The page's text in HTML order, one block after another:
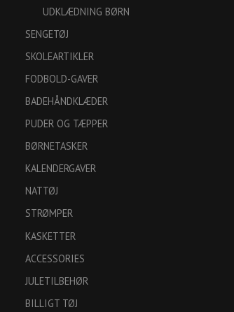
UDKLÆDNING BØRN
SENGETØJ
SKOLEARTIKLER
FODBOLD-GAVER
BADEHÅNDKLÆDER
PUDER OG TÆPPER
BØRNETASKER
KALENDERGAVER
NATTØJ
STRØMPER
KASKETTER
ACCESSORIES
JULETILBEHØR
BILLIGT TØJ